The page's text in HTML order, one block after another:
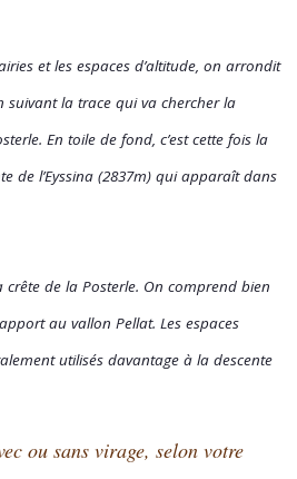
et les espaces d’altitude, on arrondit
suivant la trace qui va chercher la
En toile de fond, c’est cette fois la
de l’Eyssina (2837m) qui apparaît dans
de la Posterle. On comprend bien
au vallon Pellat. Les espaces
utilisés davantage à la descente
ou sans virage, selon votre